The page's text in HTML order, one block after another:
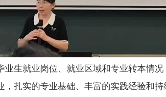
生就业岗位、就业区域和专业转本情
扎实的专业基础、丰富的实践经验和持